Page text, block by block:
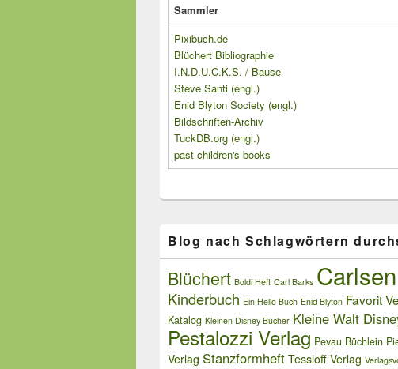
Sammler
Pixibuch.de
Blüchert Bibliographie
I.N.D.U.C.K.S. / Bause
Steve Santi (engl.)
Enid Blyton Society (engl.)
Bildschriften-Archiv
TuckDB.org (engl.)
past children's books
Blog nach Schlagwörtern
Blüchert Boldi Heft Carl Barks Carlsen
Kinderbuch Ein Hello Buch Enid Blyton Favorit
Katalog Kleinen Disney Bücher Kleine Walt
Pestalozzi Verlag Pevau Büchlein
Verlag Stanzformheft Tessloff Verlag